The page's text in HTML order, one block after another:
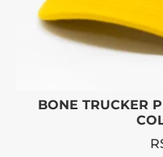
BONE TRUCKER